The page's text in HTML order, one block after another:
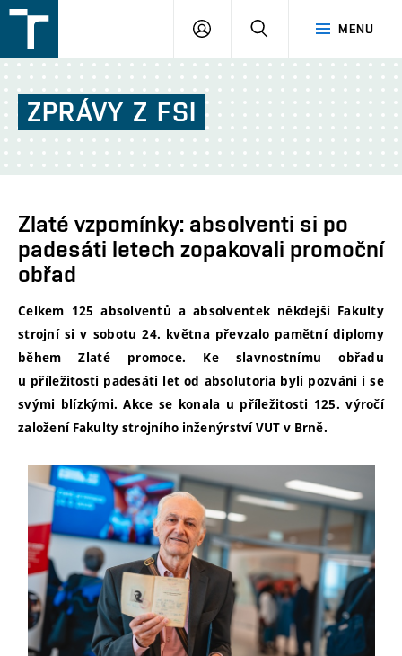
v
Brně
MENU
PŘIHLÁŠENÍ
ZPRÁVY Z FSI
Zlaté vzpomínky: absolventi si po
padesáti letech zopakovali promoční
obřad
Celkem 125 absolventů a absolventek někdejší Fakulty
strojní si v sobotu 24. května převzalo pamětní diplomy
během Zlaté promoce. Ke slavnostnímu obřadu
u příležitosti padesáti let od absolutoria byli pozváni i se
svými blízkými. Akce se konala u příležitosti 125. výročí
založení Fakulty strojního inženýrství VUT v Brně.